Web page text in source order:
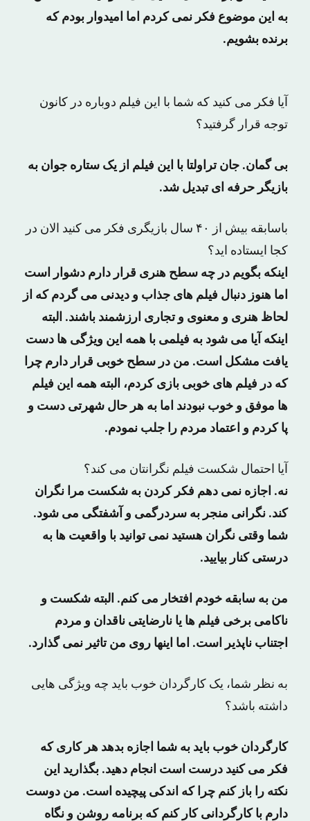
به این موضوع فکر نمی کردم اما امیدوار بودم که
برنده بشویم.
آیا فکر می کنید که شما با این فیلم دوباره در کانون
توجه قرار گرفتید؟
بی گمان. جان تراولتا با این فیلم از یک ستاره جوان به
بازیگر حرفه ای تبدیل شد.
باسابقه بیش از ۴۰ سال بازیگری فکر می کنید الان در
کجا ایستاده اید؟
اینکه بگویم در چه سطح هنری قرار دارم دشوار است
اما هنوز دنبال فیلم های جذاب و دیدنی می گردم که از
لحاظ هنری و معنوی و تجاری ارزشمند باشند. البته
اینکه آیا می شود به فیلمی با همه این ویژگی ها دست
یافت مشکل است. من در سطح خوبی قرار دارم چرا
که در فیلم های خوبی بازی کردم، البته همه این فیلم
ها موفق و خوب نبودند اما به هر حال شهرتی دست و
پا کردم و اعتماد مردم را جلب نمودم.
آیا احتمال شکست فیلم نگرانتان می کند؟
نه. اجازه نمی دهم فکر کردن به شکست مرا نگران
کند. نگرانی منجر به سردرگمی و آشفتگی می شود.
شما وقتی نگران هستید نمی توانید با واقعیت ها به
درستی کنار بیایید.
من به سابقه خودم افتخار می کنم. البته شکست و
ناکامی برخی فیلم ها یا نارضایتی ناقدان و مردم
اجتناب ناپذیر است. اما اینها روی من تاثیر نمی گذارد.
به نظر شما، یک کارگردان خوب باید چه ویژگی هایی
داشته باشد؟
کارگردان خوب باید به شما اجازه بدهد هر کاری که
فکر می کنید درست است انجام دهید. بگذارید این
نکته را باز کنم چرا که اندکی پیچیده است. من دوست
دارم با کارگردانی کار کنم که برنامه روشن و نگاه